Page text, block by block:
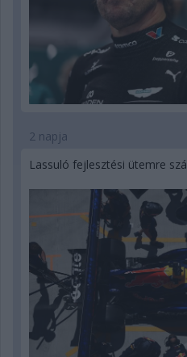
2 napja
Lassuló fejlesztési ütemre